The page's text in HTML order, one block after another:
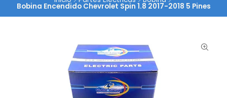
Bobina Encendido Chevrolet Spin 1.8 2017-2018 5 Pines